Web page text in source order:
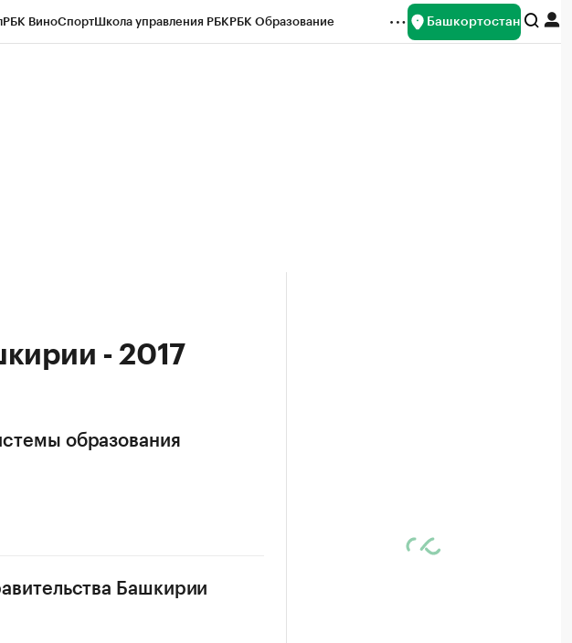
РБК ВиноСпортШкола управления РБКРБК Образование Башкортостан
- 2017
образования
Башкирии